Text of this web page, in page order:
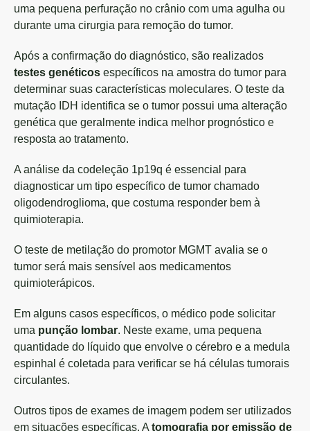
uma pequena perfuração no crânio com uma agulha ou
durante uma cirurgia para remoção do tumor.
Após a confirmação do diagnóstico, são realizados
testes genéticos específicos na amostra do tumor para
determinar suas características moleculares. O teste da
mutação IDH identifica se o tumor possui uma alteração
genética que geralmente indica melhor prognóstico e
resposta ao tratamento.
A análise da codeleção 1p19q é essencial para
diagnosticar um tipo específico de tumor chamado
oligodendroglioma, que costuma responder bem à
quimioterapia.
O teste de metilação do promotor MGMT avalia se o
tumor será mais sensível aos medicamentos
quimioterápicos.
Em alguns casos específicos, o médico pode solicitar
uma punção lombar. Neste exame, uma pequena
quantidade do líquido que envolve o cérebro e a medula
espinhal é coletada para verificar se há células tumorais
circulantes.
Outros tipos de exames de imagem podem ser utilizados
em situações específicas. A tomografia por emissão de